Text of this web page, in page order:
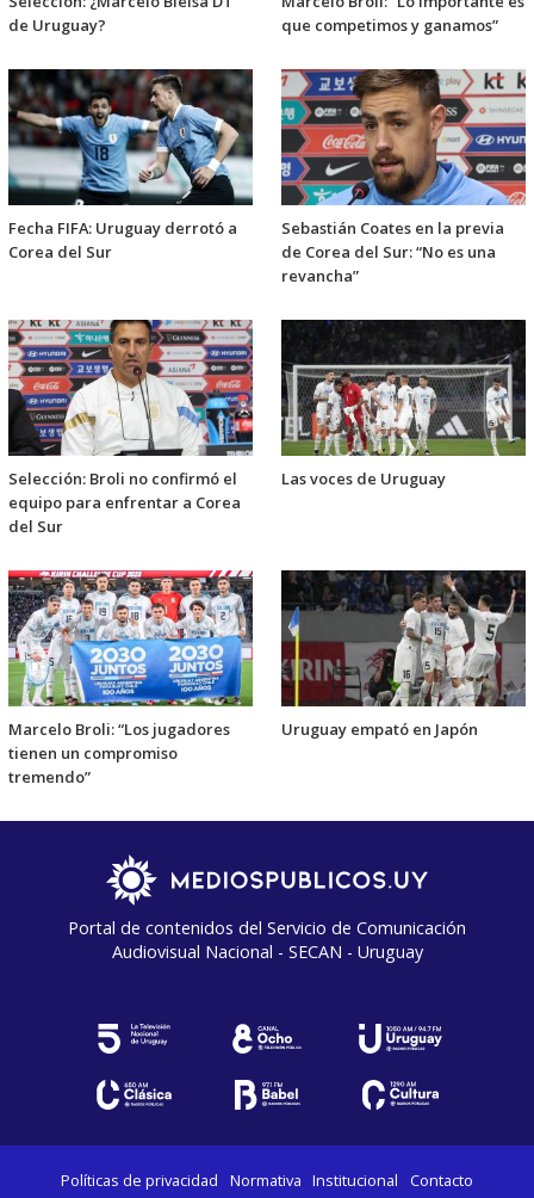
de Uruguay?
que competimos y ganamos”
Fecha FIFA: Uruguay derrotó a
Corea del Sur
Sebastián Coates en la previa
de Corea del Sur: “No es una
revancha”
Selección: Broli no confirmó el
equipo para enfrentar a Corea
del Sur
Las voces de Uruguay
Marcelo Broli: “Los jugadores
tienen un compromiso
tremendo”
Uruguay empató en Japón
Portal de contenidos del Servicio de Comunicación
Audiovisual Nacional - SECAN - Uruguay
Políticas de privacidad Normativa Institucional Contacto